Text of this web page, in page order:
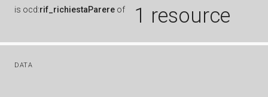
is ocd:rif_richiestaParere of 1 resource
DATA